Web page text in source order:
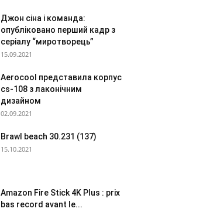
Джон сіна і команда:
опубліковано перший кадр з
серіалу “миротворець”
15.09.2021
Aerocool представила корпус
cs-108 з лаконічним
дизайном
02.09.2021
Brawl beach 30.231 (137)
15.10.2021
Amazon Fire Stick 4K Plus : prix
bas record avant le...